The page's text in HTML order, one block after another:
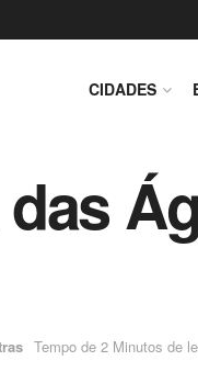
CIDADES
Tempo de 2 Minutos de